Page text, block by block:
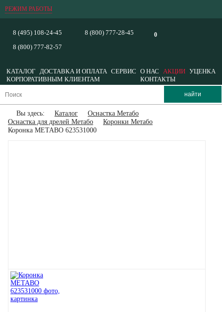
РЕЖИМ РАБОТЫ
0
8 (495) 108-24-45
8 (800) 777-82-57
8 (800) 777-28-45
КАТАЛОГ ДОСТАВКА И ОПЛАТА СЕРВИС О НАС АКЦИИ УЦЕНКА
КОРПОРАТИВНЫМ КЛИЕНТАМ
КОНТАКТЫ
Вы здесь: Каталог
Оснастка Метабо
Оснастка для дрелей Метабо
Коронки Метабо
Коронка METABO 623531000